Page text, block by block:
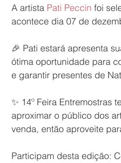
A artista Pati Peccin foi
acontece dia 07 de
🎉 Pati estará apresenta
ótima oportunidade para
e garantir presentes de
✨ 14º Feira
aproximar o público dos
venda, então aproveite
Participam desta edição: